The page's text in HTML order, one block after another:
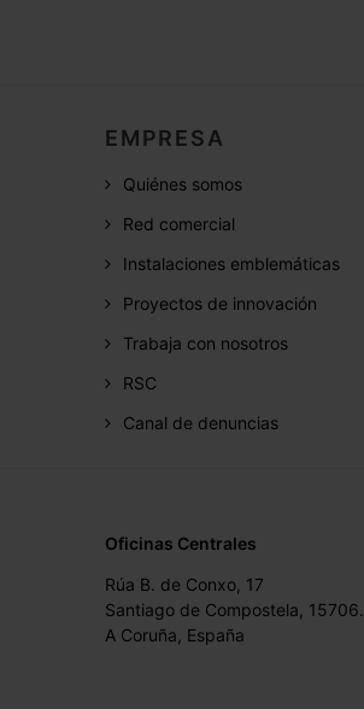
EMPRESA
Quiénes somos
Red comercial
Instalaciones emblemáticas
Proyectos de innovación
Trabaja con nosotros
RSC
Canal de denuncias
Oficinas Centrales
Rúa B. de Conxo, 17
Santiago de Compostela, 15706.
A Coruña, España